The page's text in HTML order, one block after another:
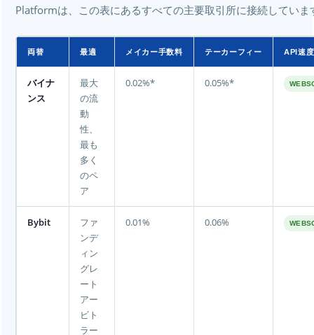
Platformは、この表にあるすべての主要取引所に接続していま
両替 最適 メイカー手数料 テーカーフィー API速度
バイナ
ンス
最大
の流
動
性、
最も
多く
のペ
ア
0.02%* 0.05%*
Bybit
ファ
ンデ
ィン
グレ
ート
アー
ビト
ラー
0.01% 0.06%